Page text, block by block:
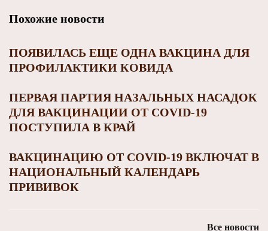
Похожие новости
ПОЯВИЛАСЬ ЕЩЕ ОДНА ВАКЦИНА ДЛЯ
ПРОФИЛАКТИКИ КОВИДА
ПЕРВАЯ ПАРТИЯ НАЗАЛЬНЫХ НАСАДОК
ДЛЯ ВАКЦИНАЦИИ ОТ COVID-19
ПОСТУПИЛА В КРАЙ
ВАКЦИНАЦИЮ ОТ COVID-19 ВКЛЮЧАТ В
НАЦИОНАЛЬНЫЙ КАЛЕНДАРЬ
ПРИВИВОК
Все новости